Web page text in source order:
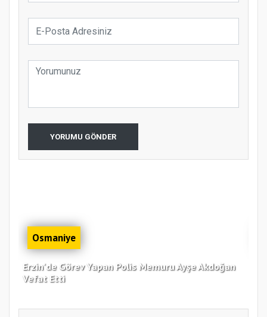
YORUMU GÖNDER
Osmaniye
Erzin'de Görev Yapan Polis Memuru Ayşe Akdoğan
Vefat Etti